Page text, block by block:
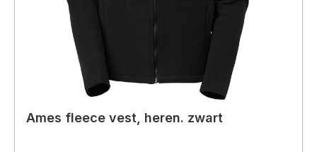
Ames fleece vest, heren. zwart